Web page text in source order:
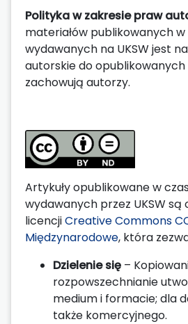
Polityka w zakresie praw
materiałów publikowanych
wydawanych na UKSW jest
autorskie do opublikowanych
zachowują autorzy.
Artykuły opublikowane w
wydawanych przez UKSW
licencjiCreative Commons
Międzynarodowe, która
Dzielenie się –
rozpowszechnianie
medium i formacie; dla
także komercyjnego.